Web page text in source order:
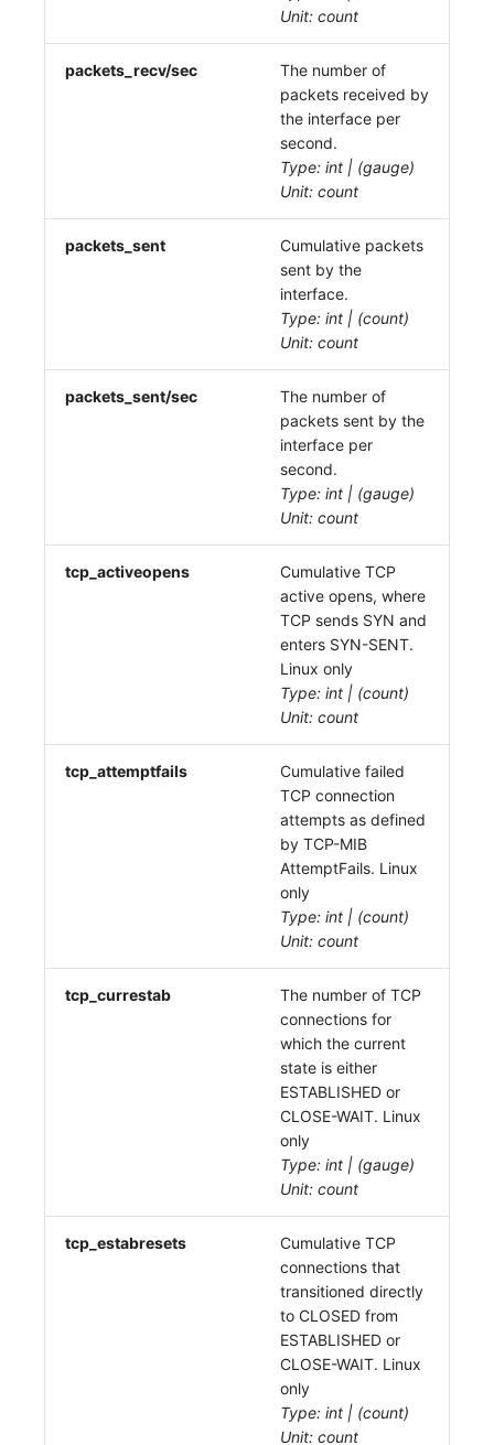
Unit: count
packets_recv/sec
The number of
packets received by
the interface per
second.
Type: int | (gauge)
Unit: count
packets_sent
Cumulative packets
sent by the
interface.
Type: int | (count)
Unit: count
packets_sent/sec
The number of
packets sent by the
interface per
second.
Type: int | (gauge)
Unit: count
tcp_activeopens
Cumulative TCP
active opens, where
TCP sends SYN and
enters SYN-SENT.
Linux only
Type: int | (count)
Unit: count
tcp_attemptfails
Cumulative failed
TCP connection
attempts as defined
by TCP-MIB
AttemptFails. Linux
only
Type: int | (count)
Unit: count
tcp_currestab
The number of TCP
connections for
which the current
state is either
ESTABLISHED or
CLOSE-WAIT. Linux
only
Type: int | (gauge)
Unit: count
tcp_estabresets
Cumulative TCP
connections that
transitioned directly
to CLOSED from
ESTABLISHED or
CLOSE-WAIT. Linux
only
Type: int | (count)
Unit: count